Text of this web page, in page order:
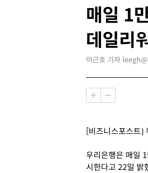
매일 1
데일리
이근호 기자
[비즈니스포스트]
우리은행은 매일
시한다고 22일 밝